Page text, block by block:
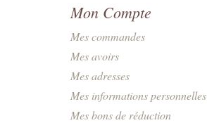
Mon Compte
Mes commandes
Mes avoirs
Mes adresses
Mes informations personnelles
Mes bons de réduction